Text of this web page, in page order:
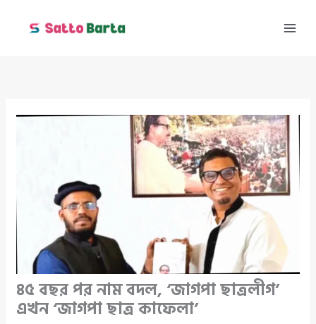
৪৫ বছর পর নাম বদল, ‘জাগপা ছাত্রলীগ’
এখন ‘জাগপা ছাত্র কাফেলা’